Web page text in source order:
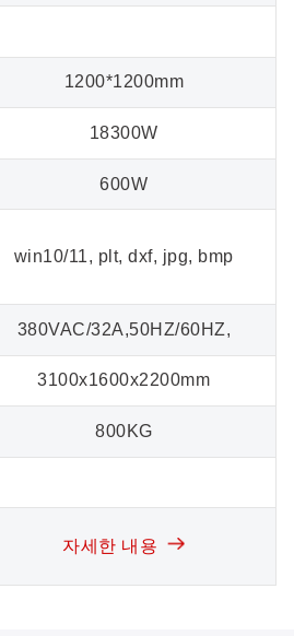
1200*1200mm
18300W
600W
win10/11, plt, dxf, jpg, bmp
380VAC/32A,50HZ/60HZ,
3100x1600x2200mm
800KG
자세한 내용